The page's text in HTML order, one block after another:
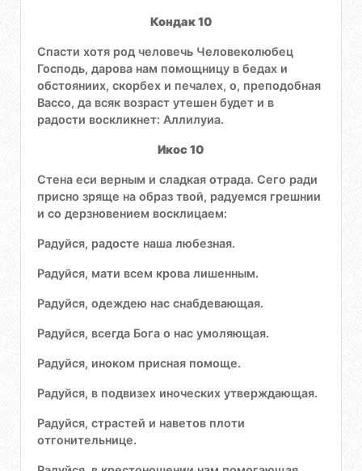
Кондак 10
Спасти хотя род человечь Человеколюбец
Господь, дарова нам помощницу в бедах и
обстояниих, скорбех и печалех, о, преподобная
Вассо, да всяк возраст утешен будет и в
радости воскликнет: Аллилуиа.
Икос 10
Стена еси верным и сладкая отрада. Сего ради
присно зряще на образ твой, радуемся грешнии
и со дерзновением восклицаем:
Радуйся, радосте наша любезная.
Радуйся, мати всем крова лишенным.
Радуйся, одеждею нас снабдевающая.
Радуйся, всегда Бога о нас умоляющая.
Радуйся, иноком присная помоще.
Радуйся, в подвизех иноческих утверждающая.
Радуйся, страстей и наветов плоти
отгонительнице.